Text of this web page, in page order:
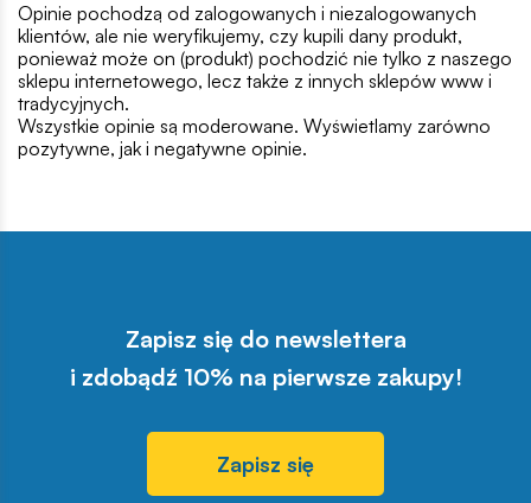
Opinie pochodzą od zalogowanych i niezalogowanych
klientów, ale nie weryfikujemy, czy kupili dany produkt,
ponieważ może on (produkt) pochodzić nie tylko z naszego
sklepu internetowego, lecz także z innych sklepów www i
tradycyjnych.
Wszystkie opinie są moderowane. Wyświetlamy zarówno
pozytywne, jak i negatywne opinie.
Zapisz się do newslettera
i zdobądź 10% na pierwsze zakupy!
Zapisz się